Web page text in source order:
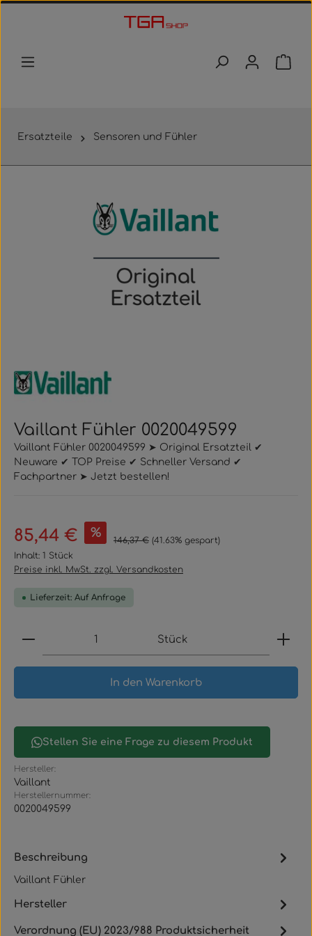
Zum Hauptinhalt springen
Ersatzteile Sensoren und Fühler
Vaillant Fühler 0020049599
Vaillant Fühler 0020049599 ➤ Original Ersatzteil ✔
Neuware ✔ TOP Preise ✔ Schneller Versand ✔
Fachpartner ➤ Jetzt bestellen!
Verkaufspreis:
85,44 € % Regulärer Preis:
146,37 € (41.63% gespart)
Inhalt: 1 Stück
Preise inkl. MwSt. zzgl. Versandkosten
Lieferzeit: Auf Anfrage
Produkt Anzahl: Gib den gewünschten Wert
Stück
In den Warenkorb
Stellen Sie eine Frage zu diesem Produkt
Hersteller:
Vaillant
Herstellernummer:
0020049599
Beschreibung
Vaillant Fühler
Hersteller
Verordnung (EU) 2023/988 Produktsicherheit